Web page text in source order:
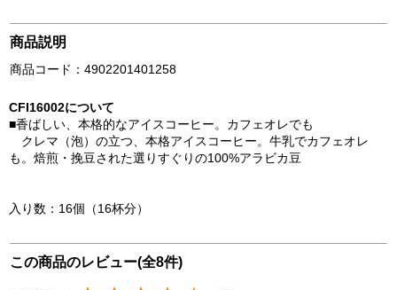
商品説明
商品コード：4902201401258
CFI16002について
■香ばしい、本格的なアイスコーヒー。カフェオレでも
クレマ（泡）の立つ、本格アイスコーヒー。牛乳でカフェオレ
も。焙煎・挽豆された選りすぐりの100%アラビカ豆
入り数：16個（16杯分）
この商品のレビュー(全8件)